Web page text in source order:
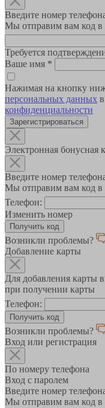
Введите номер
Мы отправим вам код в
Требуется
Ваше имя *
Нажимая на кнопку
персональных данных
конфиденциальности
Зарегистрироваться
Электронная бонусная
Введите номер
Мы отправим вам код в
Телефон:
Изменить номер
Возникли проблемы?
Добавление карты
Для добавления карты
при получении карты
Телефон:
Возникли проблемы?
Вход или регистрация
По номеру телефона
Вход с паролем
Введите номер
Мы отправим вам код в